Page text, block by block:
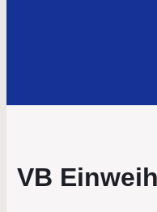
VB